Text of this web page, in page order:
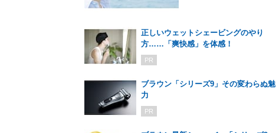
正しいウェットシェービングのやり
方……「爽快感」を体感！
PR
ブラウン「シリーズ9」その変わらぬ魅
力
PR